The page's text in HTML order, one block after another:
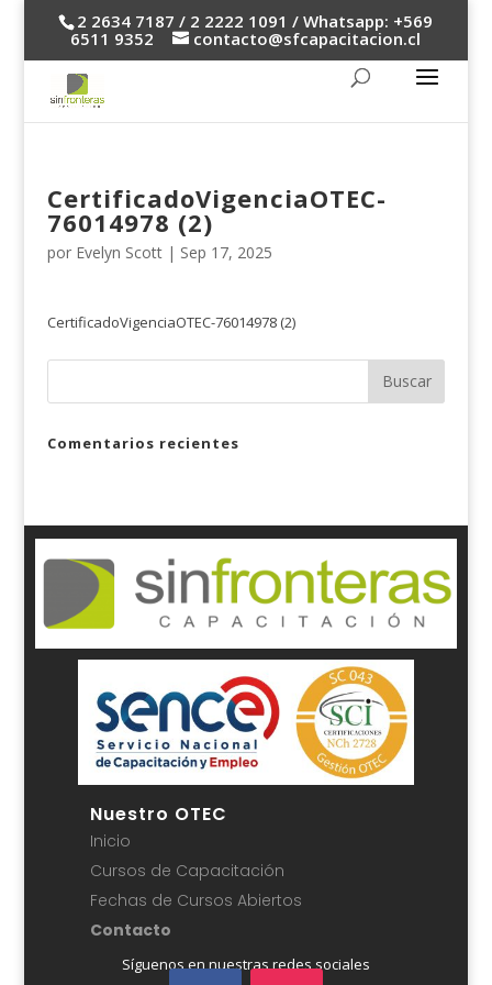
2 2634 7187 / 2 2222 1091 / Whatsapp: +569
6511 9352
contacto@sfcapacitacion.cl
CertificadoVigenciaOTEC-
76014978 (2)
por Evelyn Scott| Sep 17, 2025
CertificadoVigenciaOTEC-76014978 (2)
Comentarios recientes
Nuestro OTEC
Inicio
Cursos de Capacitación
Fechas de Cursos Abiertos
Contacto
Síguenos en nuestras redes sociales